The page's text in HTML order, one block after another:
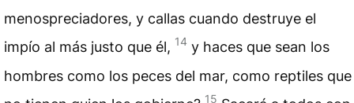
menospreciadores, y callas cuando destruye el
impío al más justo que él, 14 y haces que sean los
hombres como los peces del mar, como reptiles que
15